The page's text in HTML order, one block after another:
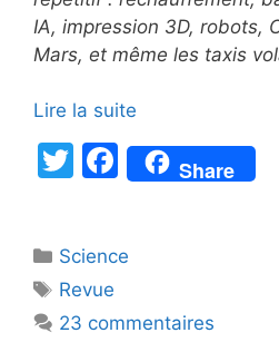
IA, impression 3D, robots,
Mars, et même les taxis
Lire la suite
T
er
F
a
e
o
Share
Catégories
Science
Étiquettes
Revue
23 commentaires